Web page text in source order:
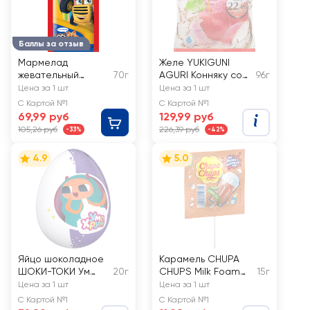
Баллы за отзыв
Мармелад
жевательный
ГРУЗОВИЧКИ
Джелли Бар со
вкусом фруктов
70г
Цена за 1 шт
С Картой №1
69,99 руб
105,26 руб -33%
Желе YUKIGUNI
AGURI Конняку со
вкусом яблока, 6шт
96г
Цена за 1 шт
С Картой №1
129,99 руб
226,39 руб -42%
4.9
Яйцо шоколадное
ШОКИ-ТОКИ Ум
Хрум, с подарком-
сюрпризом
20г
Цена за 1 шт
С Картой №1
5.0
Карамель CHUPA
CHUPS Milk Foam
Tea
15г
Цена за 1 шт
С Картой №1